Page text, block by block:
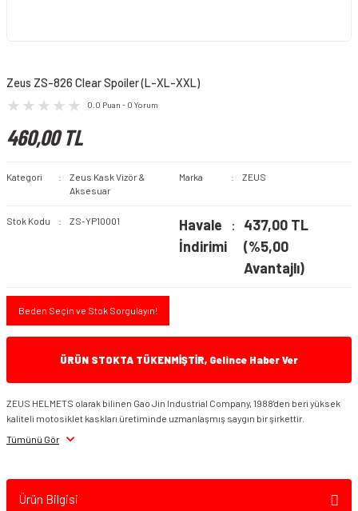
Zeus ZS-826 Clear Spoiler (L-XL-XXL)
0.0 Puan - 0 Yorum
460,00 TL
Kategori
Zeus Kask Vizör &
Aksesuar
Marka ZEUS
Stok Kodu ZS-YP10001
Havale
İndirimi
437,00 TL
(%5,00
Avantajlı)
Beden Seçin ve Stok Sorgulayın!
ÜRÜN STOKTA TÜKENMİŞTİR, Gelince Haber Ver
ZEUS HELMETS olarak bilinen Gao Jin Industrial Company, 1988'den beri yüksek
kaliteli motosiklet kaskları üretiminde uzmanlaşmış saygın bir şirkettir.
Tümünü Gör
Ürün Bilgisi